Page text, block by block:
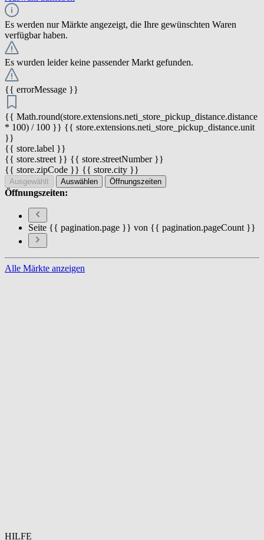
Es werden nur Märkte angezeigt, die Ihre gewünschten Waren
verfügbar haben.
Es wurden leider keine passender Markt gefunden.
{{ errorMessage }}
{{ Math.round(store.extensions.neti_store_pickup_distance.distance
* 100) / 100 }} {{ store.extensions.neti_store_pickup_distance.unit
}}
{{ store.label }}
{{ store.street }} {{ store.streetNumber }}
{{ store.zipCode }} {{ store.city }}
Ausgewählt Auswählen Öffnungszeiten
Öffnungszeiten:
Seite {{ pagination.page }} von {{ pagination.pageCount }}
Alle Märkte anzeigen
HILFE